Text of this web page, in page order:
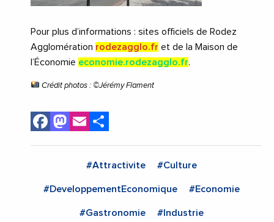
Pour plus d’informations : sites officiels de Rodez
Agglomération rodezagglo.fr et de la Maison de
l’Économie economie.rodezagglo.fr.
Crédit photos : ©Jérémy Flament
Facebook
Mastodon
Email
#Attractivite #Culture
#DeveloppementEconomique #Economie
#Gastronomie #Industrie